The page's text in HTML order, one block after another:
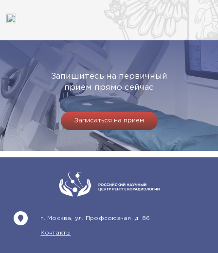
Запишитесь на первичный
прием прямо сейчас
Записаться на прием
г. Москва, ул. Профсоюзная, д. 86
Контакты